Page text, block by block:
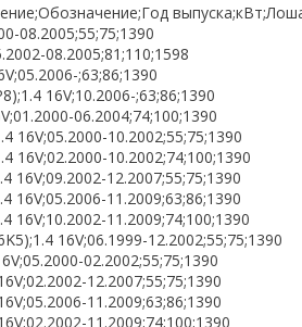
08.2005;55;75;1390
08.2005;81;110;1598
;63;86;1390
16V;10.2006-;63;86;1390
06.2004;74;100;1390
16V;05.2000-10.2002;55;75;1390
16V;02.2000-10.2002;74;100;1390
16V;09.2002-12.2007;55;75;1390
16V;05.2006-11.2009;63;86;1390
16V;10.2002-11.2009;74;100;1390
16V;06.1999-12.2002;55;75;1390
02.2002;55;75;1390
12.2007;55;75;1390
11.2009;63;86;1390
11.2009;74;100;1390